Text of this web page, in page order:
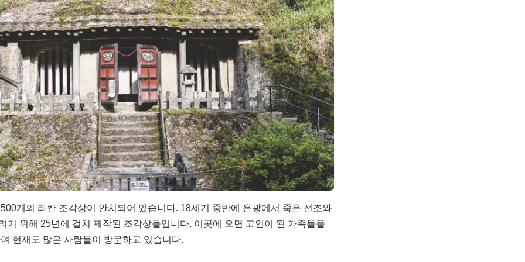
개의 라칸 조각상이 안치되어 있습니다. 18세기 중반에 은광에서 죽은 선조와
기 위해 25년에 걸쳐 제작된 조각상들입니다. 이곳에 오면 고인이 된 가족들을
현재도 많은 사람들이 방문하고 있습니다.